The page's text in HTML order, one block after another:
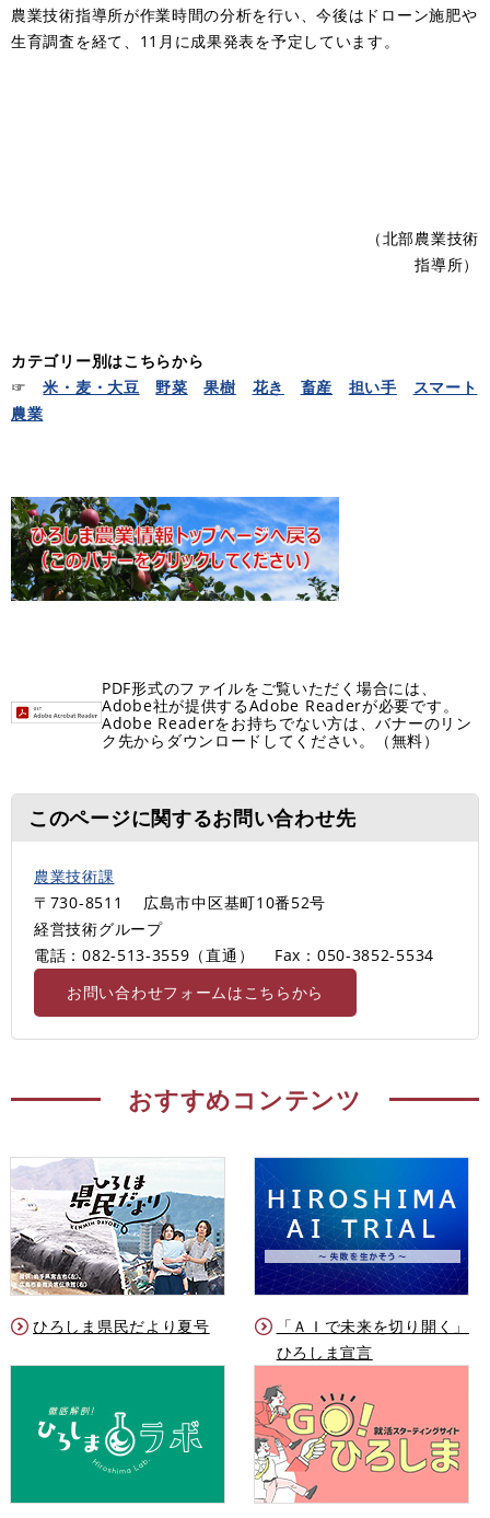
農業技術指導所が作業時間の分析を行い、今後はドローン施肥や
生育調査を経て、11月に成果発表を予定しています。
（北部農業技術
指導所）
カテゴリー別はこちらから
☞米・麦・大豆 野菜 果樹 花き 畜産 担い手
スマート
農業
PDF形式のファイルをご覧いただく場合には、
Adobe社が提供するAdobe Readerが必要です。
Adobe Readerをお持ちでない方は、バナーのリン
ク先からダウンロードしてください。（無料）
このページに関するお問い合わせ先
農業技術課
〒730-8511
広島市中区基町10番52号
経営技術グループ
電話：082-513-3559（直通）
Fax：050-3852-5534
お問い合わせフォームはこちらから
おすすめコンテンツ
ひろしま県民だより夏号
「ＡＩで未来を切り開く」
ひろしま宣言